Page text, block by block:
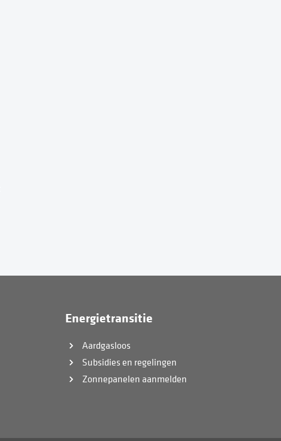
Energietransitie
Aardgasloos
Subsidies en regelingen
Zonnepanelen aanmelden